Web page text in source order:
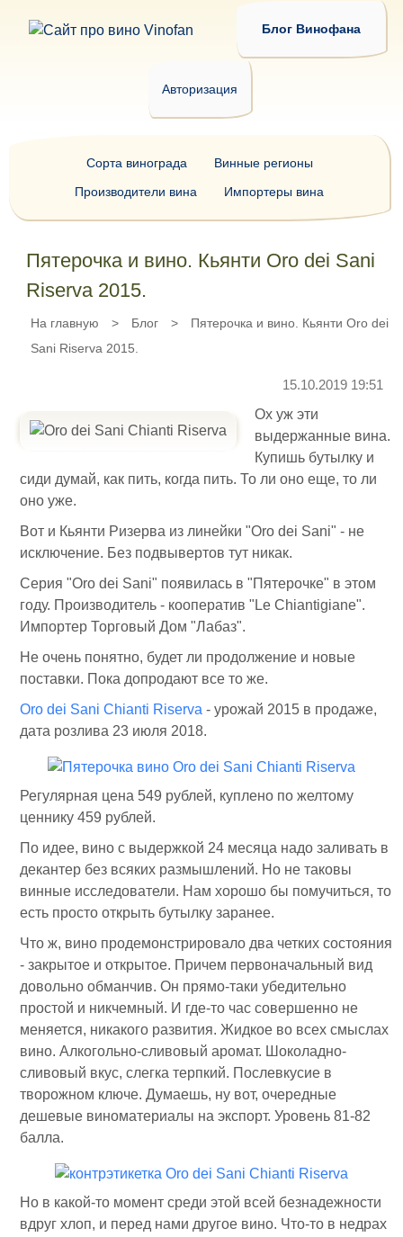
Блог Винофана
Авторизация
Пятерочка и вино. Кьянти Oro dei Sani
Riserva 2015.
На главную > Блог >
Пятерочка и вино. Кьянти Oro dei
Sani Riserva 2015.
15.10.2019 19:51
Ох уж эти
выдержанные вина.
Купишь бутылку и
сиди думай, как пить, когда пить. То ли оно еще, то ли
оно уже.
Вот и Кьянти Ризерва из линейки "Oro dei Sani" - не
исключение. Без подвывертов тут никак.
Серия "Oro dei Sani" появилась в "Пятерочке" в этом
году. Производитель - кооператив "Le Chiantigiane".
Импортер Торговый Дом "Лабаз".
Не очень понятно, будет ли продолжение и новые
поставки. Пока допродают все то же.
Oro dei Sani Chianti Riserva - урожай 2015 в продаже,
дата розлива 23 июля 2018.
Регулярная цена 549 рублей, куплено по желтому
ценнику 459 рублей.
По идее, вино с выдержкой 24 месяца надо заливать в
декантер без всяких размышлений. Но не таковы
винные исследователи. Нам хорошо бы помучиться, то
есть просто открыть бутылку заранее.
Что ж, вино продемонстрировало два четких состояния
- закрытое и открытое. Причем первоначальный вид
довольно обманчив. Он прямо-таки убедительно
простой и никчемный. И где-то час совершенно не
меняется, никакого развития. Жидкое во всех смыслах
вино. Алкогольно-сливовый аромат. Шоколадно-
сливовый вкус, слегка терпкий. Послевкусие в
творожном ключе. Думаешь, ну вот, очередные
дешевые виноматериалы на экспорт. Уровень 81-82
балла.
Но в какой-то момент среди этой всей безнадежности
вдруг хлоп, и перед нами другое вино. Что-то в недрах
Сорта винограда
Винные регионы
Производители вина
Импортеры вина